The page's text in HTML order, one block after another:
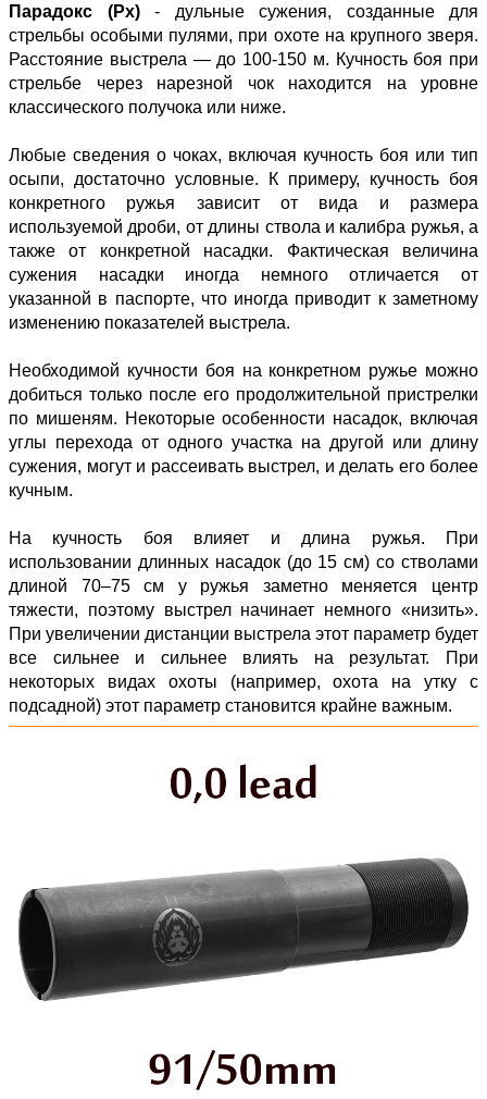
Парадокс (Px)- дульные сужения, созданные для
стрельбы особыми пулями, при охоте на крупного зверя.
Расстояние выстрела — до 100-150 м. Кучность боя при
стрельбе через нарезной чок находится на уровне
классического получока или ниже.
Любые сведения о чоках, включая кучность боя или тип
осыпи, достаточно условные. К примеру, кучность боя
конкретного ружья зависит от вида и размера
используемой дроби, от длины ствола и калибра ружья, а
также от конкретной насадки. Фактическая величина
сужения насадки иногда немного отличается от
указанной в паспорте, что иногда приводит к заметному
изменению показателей выстрела.
Необходимой кучности боя на конкретном ружье можно
добиться только после его продолжительной пристрелки
по мишеням. Некоторые особенности насадок, включая
углы перехода от одного участка на другой или длину
сужения, могут и рассеивать выстрел, и делать его более
кучным.
На кучность боя влияет и длина ружья. При
использовании длинных насадок (до 15 см) со стволами
длиной 70–75 см у ружья заметно меняется центр
тяжести, поэтому выстрел начинает немного «низить».
При увеличении дистанции выстрела этот параметр будет
все сильнее и сильнее влиять на результат. При
некоторых видах охоты (например, охота на утку с
подсадной) этот параметр становится крайне важным.